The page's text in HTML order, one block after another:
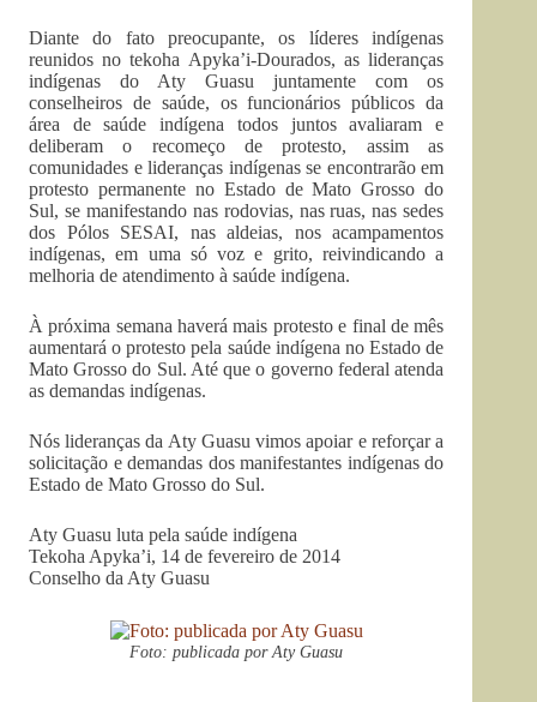
Diante do fato preocupante, os líderes indígenas
reunidos no tekoha Apyka’i-Dourados, as lideranças
indígenas do Aty Guasu juntamente com os
conselheiros de saúde, os funcionários públicos da
área de saúde indígena todos juntos avaliaram e
deliberam o recomeço de protesto, assim as
comunidades e lideranças indígenas se encontrarão em
protesto permanente no Estado de Mato Grosso do
Sul, se manifestando nas rodovias, nas ruas, nas sedes
dos Pólos SESAI, nas aldeias, nos acampamentos
indígenas, em uma só voz e grito, reivindicando a
melhoria de atendimento à saúde indígena.
À próxima semana haverá mais protesto e final de mês
aumentará o protesto pela saúde indígena no Estado de
Mato Grosso do Sul. Até que o governo federal atenda
as demandas indígenas.
Nós lideranças da Aty Guasu vimos apoiar e reforçar a
solicitação e demandas dos manifestantes indígenas do
Estado de Mato Grosso do Sul.
Aty Guasu luta pela saúde indígena
Tekoha Apyka’i, 14 de fevereiro de 2014
Conselho da Aty Guasu
Foto: publicada por Aty Guasu